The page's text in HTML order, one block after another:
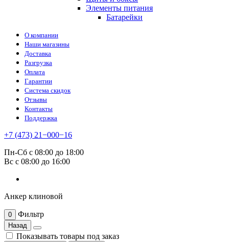
Элементы питания
Батарейки
О компании
Наши магазины
Доставка
Разгрузка
Оплата
Гарантии
Система скидок
Отзывы
Контакты
Поддержка
+7 (473) 21−000−16
Пн-Сб с 08:00 до 18:00
Вс с 08:00 до 16:00
Анкер клиновой
0 Фильтр
Назад
Показывать товары под заказ